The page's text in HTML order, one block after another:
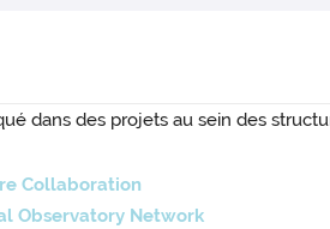
dans des projets au sein des
Collaboration
Observatory Network